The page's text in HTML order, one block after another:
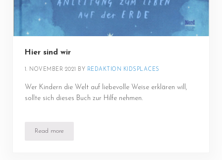
Hier sind wir
1. NOVEMBER 2021 BY REDAKTION KIDSPLACES
Wer Kindern die Welt auf liebevolle Weise erklären will,
sollte sich dieses Buch zur Hilfe nehmen.
Read moreHier sind wir